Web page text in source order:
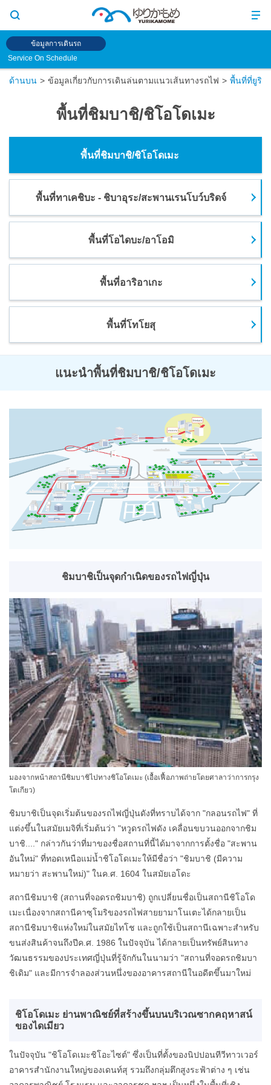
ข้อมูลการเดินรถ
Service On Schedule
ด้านบน ข้อมูลเกี่ยวกับการเดินล่นตามแนวเส้นทางรถไฟ พื้นที่ที่ยูริค
พื้นที่ชิมบาชิ/ชิโอโดเมะ
พื้นที่ชิมบาชิ/ชิโอโดเมะ
พื้นที่ทาเคชิบะ - ชิบาอุระ/สะพานเรนโบว์บริดจ์
พื้นที่โอไดบะ/อาโอมิ
พื้นที่อาริอาเกะ
พื้นที่โทโยสุ
แนะนำพื้นที่ชิมบาชิ/ชิโอโดเมะ
ชิมบาชิเป็นจุดกำเนิดของรถไฟญี่ปุ่น
มองจากหน้าสถานีชิมบาชิไปทางชิโอโดเมะ (เอื้อเฟื้อภาพถ่ายโดยศาลาว่าการกรุง
โตเกียว)
ชิมบาชิเป็นจุดเริ่มต้นของรถไฟญี่ปุ่นดังที่ทราบได้จาก "กลอนรถไฟ" ที่
แต่งขึ้นในสมัยเมจิที่เริ่มต้นว่า "หวูดรถไฟดัง เคลื่อนขบวนออกจากชิม
บาชิ...." กล่าวกันว่าที่มาของชื่อสถานที่นี้ได้มาจากการตั้งชื่อ "สะพาน
อันใหม่" ที่ทอดเหนือแม่น้ำชิโอโดเมะให้มีชื่อว่า "ชิมบาชิ (มีความ
หมายว่า สะพานใหม่)" ในค.ศ. 1604 ในสมัยเอโดะ
สถานีชิมบาชิ (สถานที่จอดรถชิมบาชิ) ถูกเปลี่ยนชื่อเป็นสถานีชิโอโด
เมะเนื่องจากสถานีคาซุโมริของรถไฟสายยามาโนเตะได้กลายเป็น
สถานีชิมบาชิแห่งใหม่ในสมัยไทโช และถูกใช้เป็นสถานีเฉพาะสำหรับ
ขนส่งสินค้าจนถึงปีค.ศ. 1986 ในปัจจุบัน ได้กลายเป็นทรัพย์สินทาง
วัฒนธรรมของประเทศญี่ปุ่นที่รู้จักกันในนามว่า "สถานที่จอดรถชิมบา
ชิเดิม" และมีการจำลองส่วนหนึ่งของอาคารสถานีในอดีตขึ้นมาใหม่
ชิโอโดเมะ ย่านพาณิชย์ที่สร้างขึ้นบนบริเวณซากคฤหาสน์
ของไดเมียว
ในปัจจุบัน "ชิโอโดเมะชิโอะไซต์" ซึ่งเป็นที่ตั้งของนิปปอนทีวีทาวเวอร์
อาคารสำนักงานใหญ่ของเดนท์สุ รวมถึงกลุ่มตึกสูงระฟ้าต่าง ๆ เช่น